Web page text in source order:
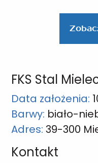
FKS Stal
Data założenia:
Barwy: biało-
Adres: 39-300
Kontakt